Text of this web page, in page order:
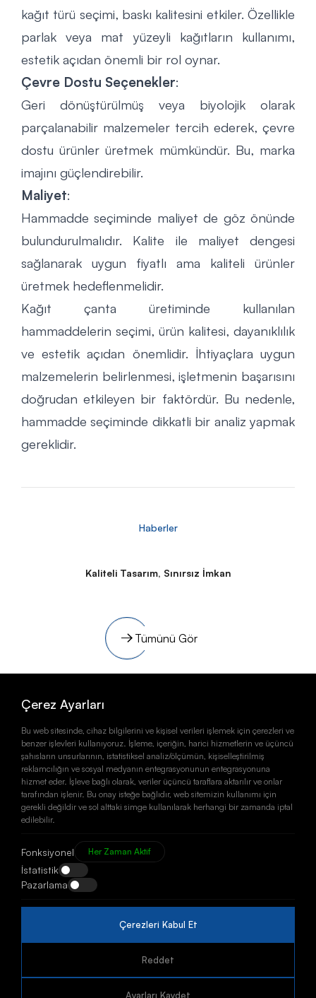
kağıt türü seçimi, baskı kalitesini etkiler. Özellikle
parlak veya mat yüzeyli kağıtların kullanımı,
estetik açıdan önemli bir rol oynar.
Çevre Dostu Seçenekler:
Geri dönüştürülmüş veya biyolojik olarak
parçalanabilir malzemeler tercih ederek, çevre
dostu ürünler üretmek mümkündür. Bu, marka
imajını güçlendirebilir.
Maliyet:
Hammadde seçiminde maliyet de göz önünde
bulundurulmalıdır. Kalite ile maliyet dengesi
sağlanarak uygun fiyatlı ama kaliteli ürünler
üretmek hedeflenmelidir.
Kağıt çanta üretiminde kullanılan
hammaddelerin seçimi, ürün kalitesi, dayanıklılık
ve estetik açıdan önemlidir. İhtiyaçlara uygun
malzemelerin belirlenmesi, işletmenin başarısını
doğrudan etkileyen bir faktördür. Bu nedenle,
hammadde seçiminde dikkatli bir analiz yapmak
gereklidir.
Haberler
Kaliteli Tasarım, Sınırsız İmkan
Flexo baskı makinesinde baskı
Detaylı İncele
Tümünü Gör
ADRES
No: 6/1 KARTAL
İSTANBUL / TÜRKİYE
+90 543 475 77 27
info@kaizenkap.com
SOSYAL MEDYA
Çerez Ayarları
Bu web sitesinde, cihaz bilgilerini ve kişisel verileri işlemek için çerezleri ve
benzer işlevleri kullanıyoruz. İşleme, içeriğin, harici hizmetlerin ve üçüncü
şahısların unsurlarının, istatistiksel analiz/ölçümün, kişiselleştirilmiş
reklamcılığın ve sosyal medyanın entegrasyonunun entegrasyonuna
hizmet eder. İşleve bağlı olarak, veriler üçüncü taraflara aktarılır ve onlar
tarafından işlenir. Bu onay isteğe bağlıdır, web sitemizin kullanımı için
gerekli değildir ve sol alttaki simge kullanılarak herhangi bir zamanda iptal
edilebilir.
Fonksiyonel Her Zaman Aktif
İstatistik
Pazarlama
Çerezleri Kabul Et
Reddet
Ayarları Kaydet